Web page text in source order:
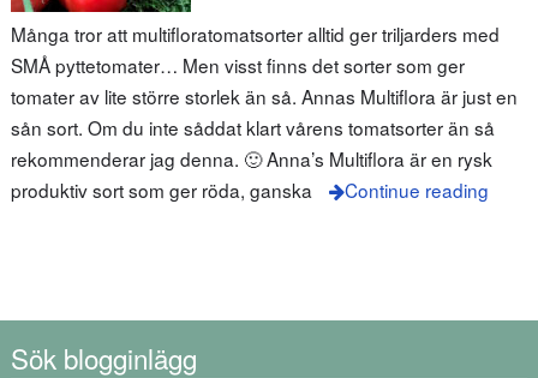
Många tror att multifloratomatsorter alltid ger triljarders med
SMÅ pyttetomater… Men visst finns det sorter som ger
tomater av lite större storlek än så. Annas Multiflora är just en
sån sort. Om du inte såddat klart vårens tomatsorter än så
rekommenderar jag denna. 🙂 Anna’s Multiflora är en rysk
produktiv sort som ger röda, ganska
Continue reading
Sök blogginlägg